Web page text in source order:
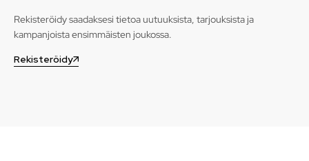
Rekisteröidy saadaksesi tietoa uutuuksista, tarjouksista ja
kampanjoista ensimmäisten joukossa.
Rekisteröidy